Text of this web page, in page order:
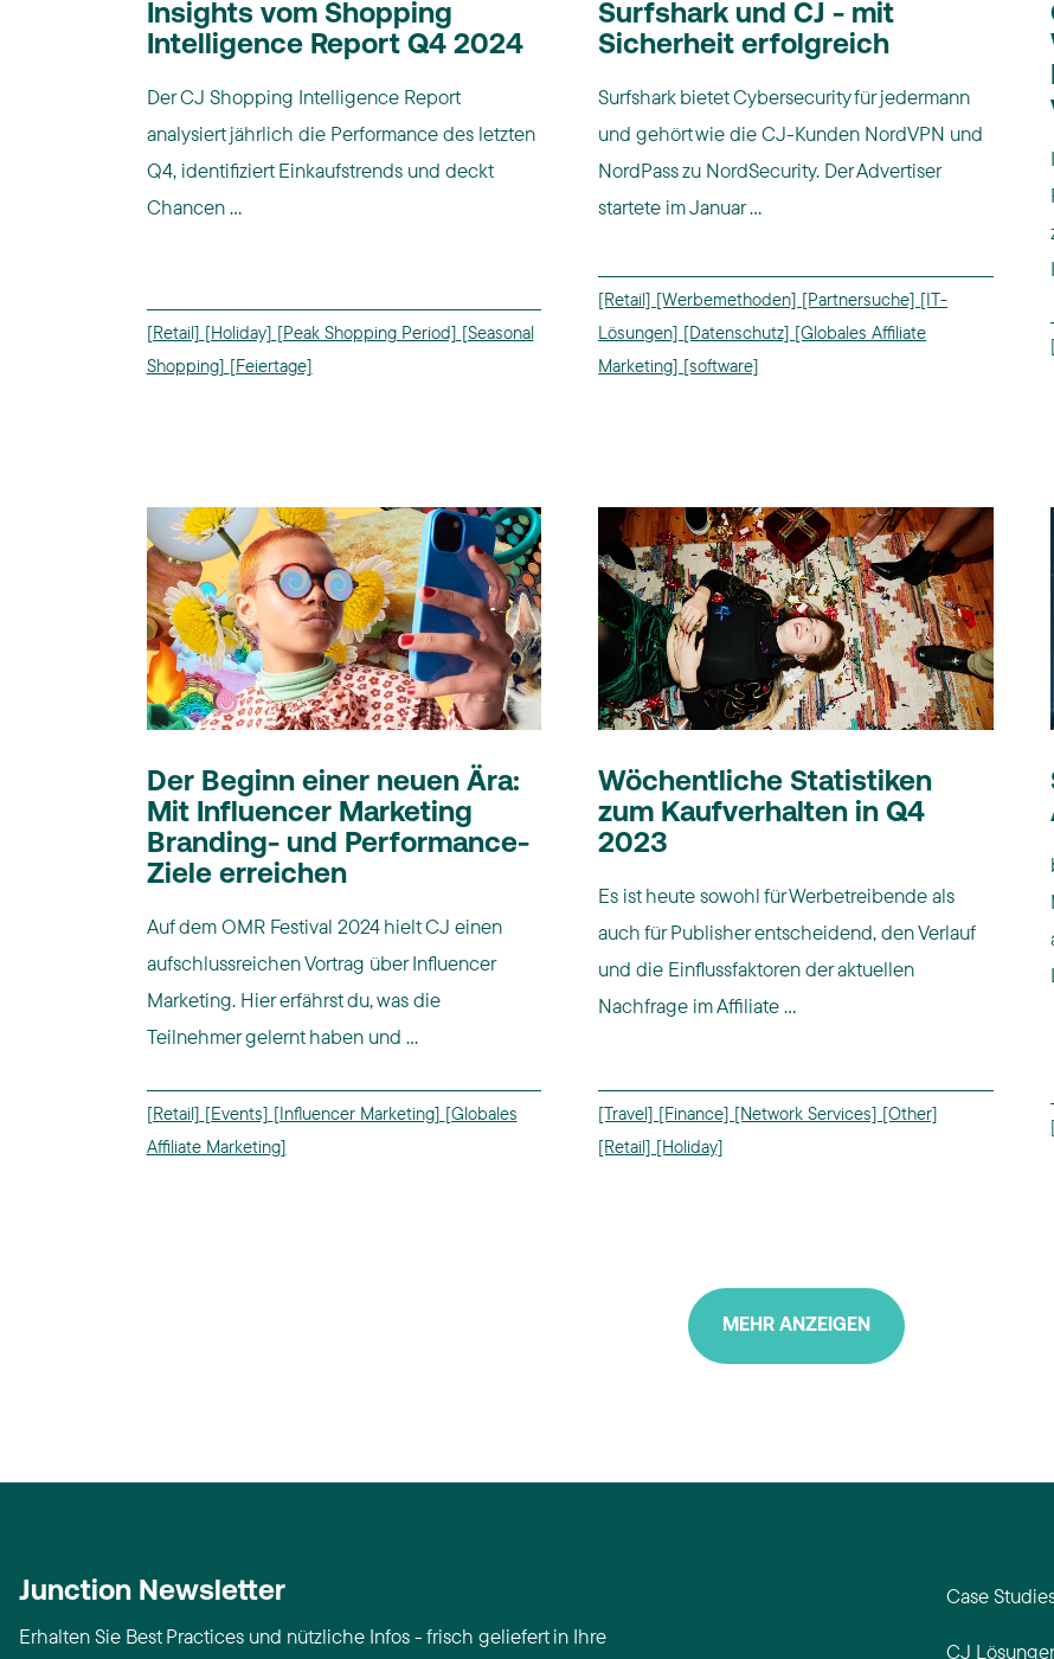
Insights vom Shopping
Intelligence Report Q4 2024
Der CJ Shopping Intelligence Report
analysiert jährlich die Performance des letzten
Q4, identifiziert Einkaufstrends und deckt
Chancen ...
[Retail] [Holiday] [Peak Shopping Period] [Seasonal
Shopping] [Feiertage]
Surfshark und CJ - mit
Sicherheit erfolgreich
Surfshark bietet Cybersecurity für jedermann
und gehört wie die CJ-Kunden NordVPN und
NordPass zu NordSecurity. Der Advertiser
startete im Januar ...
[Retail] [Werbemethoden] [Partnersuche] [IT-
Lösungen] [Datenschutz] [Globales Affiliate
Marketing] [software]
Der Beginn einer neuen Ära:
Mit Influencer Marketing
Branding- und Performance-
Ziele erreichen
Auf dem OMR Festival 2024 hielt CJ einen
aufschlussreichen Vortrag über Influencer
Marketing. Hier erfährst du, was die
Teilnehmer gelernt haben und ...
[Retail] [Events] [Influencer Marketing] [Globales
Affiliate Marketing]
Wöchentliche Statistiken
zum Kaufverhalten in Q4
2023
Es ist heute sowohl für Werbetreibende als
auch für Publisher entscheidend, den Verlauf
und die Einflussfaktoren der aktuellen
Nachfrage im Affiliate ...
[Travel] [Finance] [Network Services] [Other]
[Retail] [Holiday]
MEHR ANZEIGEN
Junction Newsletter
Erhalten Sie Best Practices und nützliche Infos - frisch geliefert in Ihre
Case
CJ